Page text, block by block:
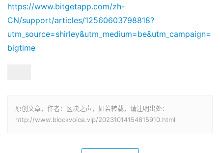
https://www.bitgetapp.com/zh-
CN/support/articles/12560603798818?
utm_source=shirley&utm_medium=be&utm_campaign=
bigtime
原创文章，作者：区块之声，如若转载，请注明出处：
http://www.blockvoice.vip/20231014154815910.html